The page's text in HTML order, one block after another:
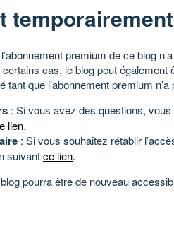
premium de ce blog
cas, le blog peut également
tant que l’abonnement premium
: Si vous avez des questions,
lien.
: Si vous souhaitez rétablir
suivantce lien.
pourra être de nouveau